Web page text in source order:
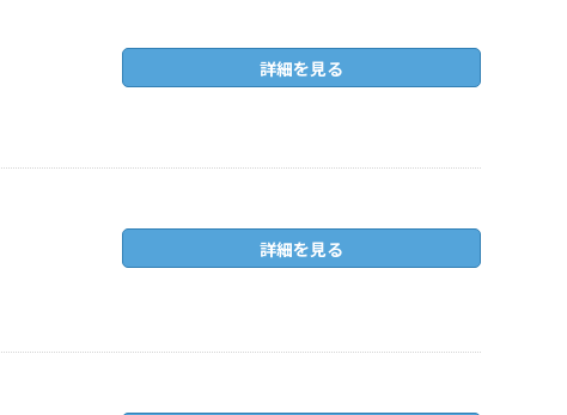
詳細を見る
詳細を見る